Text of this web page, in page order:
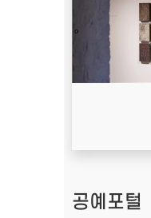
공예포털